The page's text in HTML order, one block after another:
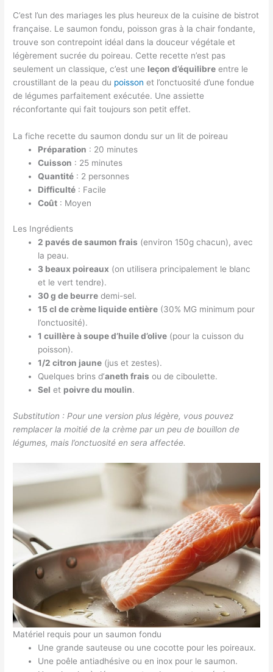
C’est l’un des mariages les plus heureux de la cuisine de bistrot
française. Le saumon fondu, poisson gras à la chair fondante,
trouve son contrepoint idéal dans la douceur végétale et
légèrement sucrée du poireau. Cette recette n’est pas
seulement un classique, c’est une leçon d’équilibre entre le
croustillant de la peau du poisson et l’onctuosité d’une fondue
de légumes parfaitement exécutée. Une assiette
réconfortante qui fait toujours son petit effet.
La fiche recette du saumon dondu sur un lit de poireau
Préparation : 20 minutes
Cuisson : 25 minutes
Quantité : 2 personnes
Difficulté : Facile
Coût : Moyen
Les Ingrédients
2 pavés de saumon frais (environ 150g chacun), avec
la peau.
3 beaux poireaux (on utilisera principalement le blanc
et le vert tendre).
30 g de beurre demi-sel.
15 cl de crème liquide entière (30% MG minimum pour
l’onctuosité).
1 cuillère à soupe d’huile d’olive (pour la cuisson du
poisson).
1/2 citron jaune (jus et zestes).
Quelques brins d’aneth frais ou de ciboulette.
Sel et poivre du moulin.
Substitution : Pour une version plus légère, vous pouvez
remplacer la moitié de la crème par un peu de bouillon de
légumes, mais l’onctuosité en sera affectée.
Matériel requis pour un saumon fondu
Une grande sauteuse ou une cocotte pour les poireaux.
Une poêle antiadhésive ou en inox pour le saumon.